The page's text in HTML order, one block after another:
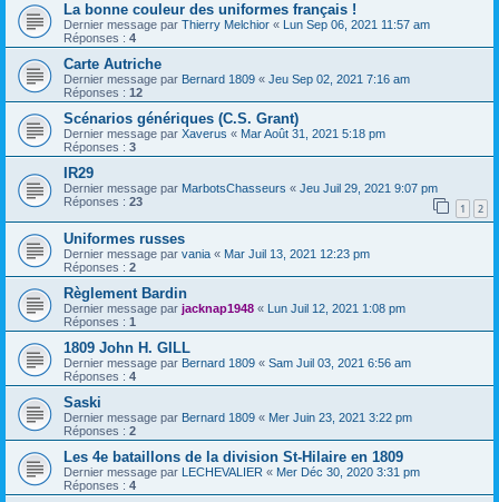
La bonne couleur des uniformes français !
Dernier message par Thierry Melchior « Lun Sep 06, 2021 11:57 am
Réponses : 4
Carte Autriche
Dernier message par Bernard 1809 « Jeu Sep 02, 2021 7:16 am
Réponses : 12
Scénarios génériques (C.S. Grant)
Dernier message par Xaverus « Mar Août 31, 2021 5:18 pm
Réponses : 3
IR29
Dernier message par MarbotsChasseurs « Jeu Juil 29, 2021 9:07 pm
Réponses : 23 1 2
Uniformes russes
Dernier message par vania « Mar Juil 13, 2021 12:23 pm
Réponses : 2
Règlement Bardin
Dernier message par jacknap1948 « Lun Juil 12, 2021 1:08 pm
Réponses : 1
1809 John H. GILL
Dernier message par Bernard 1809 « Sam Juil 03, 2021 6:56 am
Réponses : 4
Saski
Dernier message par Bernard 1809 « Mer Juin 23, 2021 3:22 pm
Réponses : 2
Les 4e bataillons de la division St-Hilaire en 1809
Dernier message par LECHEVALIER « Mer Déc 30, 2020 3:31 pm
Réponses : 4